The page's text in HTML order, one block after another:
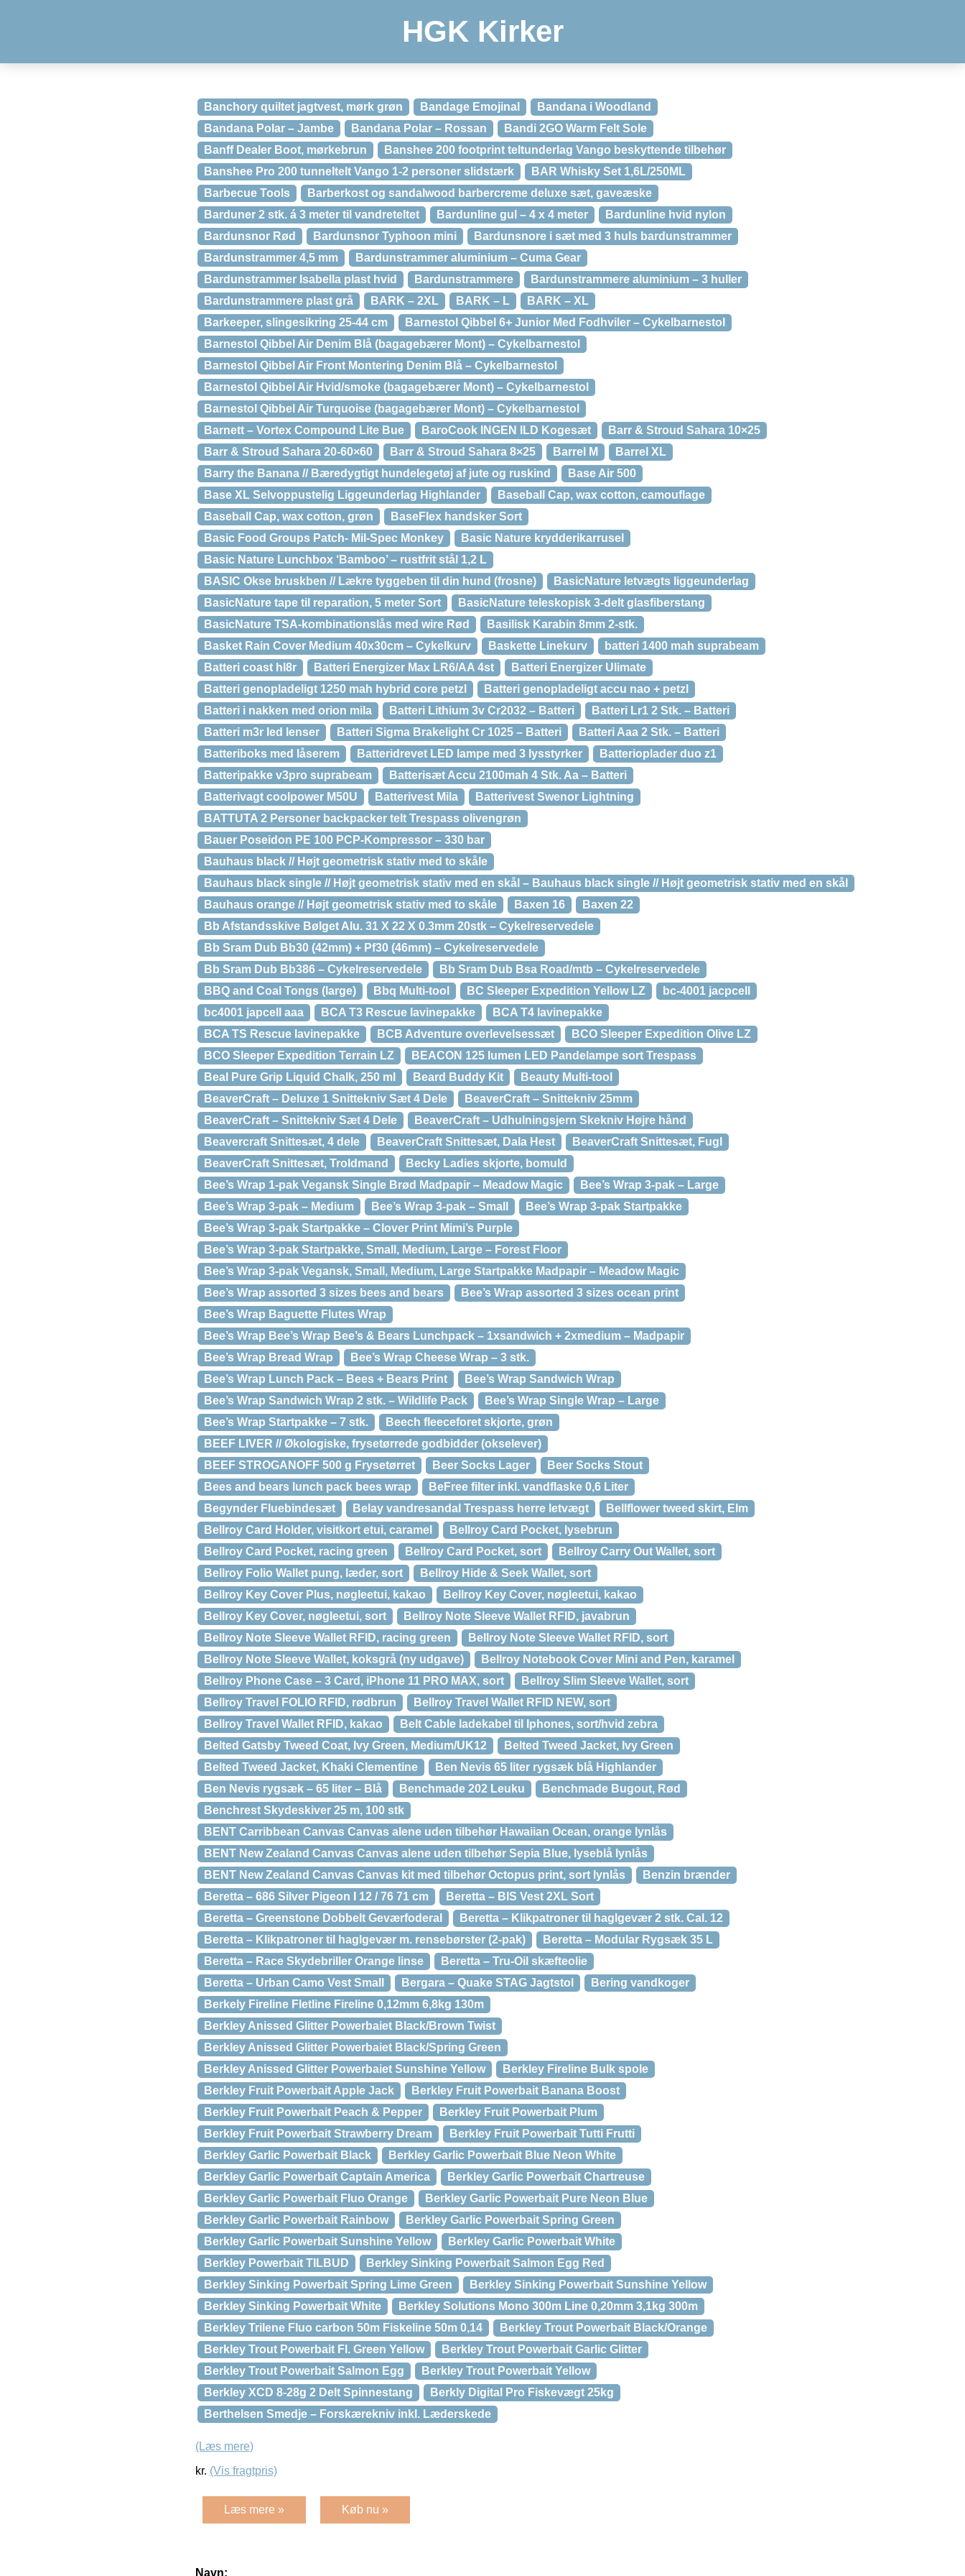
HGK Kirker
Banchory quiltet jagtvest, mørk grøn Bandage Emojinal
Bandana i Woodland
Bandana Polar – Jambe
Bandana Polar – Rossan
Bandi 2GO Warm Felt Sole
Banff Dealer Boot, mørkebrun
Banshee 200 footprint teltunderlag Vango beskyttende tilbehør
Banshee Pro 200 tunneltelt Vango 1-2 personer slidstærk
BAR Whisky Set 1,6L/250ML
Barbecue Tools
Barberkost og sandalwood barbercreme deluxe sæt, gaveæske
Barduner 2 stk. á 3 meter til vandreteltet
Bardunline gul – 4 x 4 meter
Bardunline hvid nylon
Bardunsnor Rød
Bardunsnor Typhoon mini
Bardunsnore i sæt med 3 huls bardunstrammer
Bardunstrammer 4,5 mm
Bardunstrammer aluminium – Cuma Gear
Bardunstrammer Isabella plast hvid
Bardunstrammere
Bardunstrammere aluminium – 3 huller
Bardunstrammere plast grå
BARK – 2XL BARK – L
BARK – XL
Barkeeper, slingesikring 25-44 cm
Barnestol Qibbel 6+ Junior Med Fodhviler – Cykelbarnestol
Barnestol Qibbel Air Denim Blå (bagagebærer Mont) – Cykelbarnestol
Barnestol Qibbel Air Front Montering Denim Blå – Cykelbarnestol
Barnestol Qibbel Air Hvid/smoke (bagagebærer Mont) – Cykelbarnestol
Barnestol Qibbel Air Turquoise (bagagebærer Mont) – Cykelbarnestol
Barnett – Vortex Compound Lite Bue
BaroCook INGEN ILD Kogesæt
Barr & Stroud Sahara 10×25
Barr & Stroud Sahara 20-60×60
Barr & Stroud Sahara 8×25 Barrel M
Barrel XL
Barry the Banana // Bæredygtigt hundelegetøj af jute og ruskind
Base Air 500
Base XL Selvoppustelig Liggeunderlag Highlander
Baseball Cap, wax cotton, camouflage
Baseball Cap, wax cotton, grøn
BaseFlex handsker Sort
Basic Food Groups Patch- Mil-Spec Monkey
Basic Nature krydderikarrusel
Basic Nature Lunchbox ‘Bamboo’ – rustfrit stål 1,2 L
BASIC Okse bruskben // Lækre tyggeben til din hund (frosne)
BasicNature letvægts liggeunderlag
BasicNature tape til reparation, 5 meter Sort
BasicNature teleskopisk 3-delt glasfiberstang
BasicNature TSA-kombinationslås med wire Rød
Basilisk Karabin 8mm 2-stk.
Basket Rain Cover Medium 40x30cm – Cykelkurv
Baskette Linekurv
batteri 1400 mah suprabeam
Batteri coast hl8r
Batteri Energizer Max LR6/AA 4st
Batteri Energizer Ulimate
Batteri genopladeligt 1250 mah hybrid core petzl
Batteri genopladeligt accu nao + petzl
Batteri i nakken med orion mila
Batteri Lithium 3v Cr2032 – Batteri
Batteri Lr1 2 Stk. – Batteri
Batteri m3r led lenser
Batteri Sigma Brakelight Cr 1025 – Batteri
Batteri Aaa 2 Stk. – Batteri
Batteriboks med låserem
Batteridrevet LED lampe med 3 lysstyrker
Batterioplader duo z1
Batteripakke v3pro suprabeam
Batterisæt Accu 2100mah 4 Stk. Aa – Batteri
Batterivagt coolpower M50U
Batterivest Mila
Batterivest Swenor Lightning
BATTUTA 2 Personer backpacker telt Trespass olivengrøn
Bauer Poseidon PE 100 PCP-Kompressor – 330 bar
Bauhaus black // Højt geometrisk stativ med to skåle
Bauhaus black single // Højt geometrisk stativ med en skål – Bauhaus black single // Højt geometrisk stativ med en skål
Bauhaus orange // Højt geometrisk stativ med to skåle
Baxen 16
Baxen 22
Bb Afstandsskive Bølget Alu. 31 X 22 X 0.3mm 20stk – Cykelreservedele
Bb Sram Dub Bb30 (42mm) + Pf30 (46mm) – Cykelreservedele
Bb Sram Dub Bb386 – Cykelreservedele
Bb Sram Dub Bsa Road/mtb – Cykelreservedele
BBQ and Coal Tongs (large)
Bbq Multi-tool BC Sleeper Expedition Yellow LZ
bc-4001 jacpcell
bc4001 japcell aaa
BCA T3 Rescue lavinepakke
BCA T4 lavinepakke
BCA TS Rescue lavinepakke
BCB Adventure overlevelsessæt
BCO Sleeper Expedition Olive LZ
BCO Sleeper Expedition Terrain LZ
BEACON 125 lumen LED Pandelampe sort Trespass
Beal Pure Grip Liquid Chalk, 250 ml
Beard Buddy Kit
Beauty Multi-tool
BeaverCraft – Deluxe 1 Snittekniv Sæt 4 Dele
BeaverCraft – Snittekniv 25mm
BeaverCraft – Snittekniv Sæt 4 Dele
BeaverCraft – Udhulningsjern Skekniv Højre hånd
Beavercraft Snittesæt, 4 dele
BeaverCraft Snittesæt, Dala Hest
BeaverCraft Snittesæt, Fugl
BeaverCraft Snittesæt, Troldmand
Becky Ladies skjorte, bomuld
Bee’s Wrap 1-pak Vegansk Single Brød Madpapir – Meadow Magic
Bee’s Wrap 3-pak – Large
Bee’s Wrap 3-pak – Medium
Bee’s Wrap 3-pak – Small
Bee’s Wrap 3-pak Startpakke
Bee’s Wrap 3-pak Startpakke – Clover Print Mimi’s Purple
Bee’s Wrap 3-pak Startpakke, Small, Medium, Large – Forest Floor
Bee’s Wrap 3-pak Vegansk, Small, Medium, Large Startpakke Madpapir – Meadow Magic
Bee’s Wrap assorted 3 sizes bees and bears
Bee’s Wrap assorted 3 sizes ocean print
Bee’s Wrap Baguette Flutes Wrap
Bee’s Wrap Bee’s Wrap Bee’s & Bears Lunchpack – 1xsandwich + 2xmedium – Madpapir
Bee’s Wrap Bread Wrap
Bee’s Wrap Cheese Wrap – 3 stk.
Bee’s Wrap Lunch Pack – Bees + Bears Print
Bee’s Wrap Sandwich Wrap
Bee’s Wrap Sandwich Wrap 2 stk. – Wildlife Pack
Bee’s Wrap Single Wrap – Large
Bee’s Wrap Startpakke – 7 stk.
Beech fleeceforet skjorte, grøn
BEEF LIVER // Økologiske, frysetørrede godbidder (okselever)
BEEF STROGANOFF 500 g Frysetørret
Beer Socks Lager
Beer Socks Stout
Bees and bears lunch pack bees wrap
BeFree filter inkl. vandflaske 0,6 Liter
Begynder Fluebindesæt
Belay vandresandal Trespass herre letvægt
Bellflower tweed skirt, Elm
Bellroy Card Holder, visitkort etui, caramel
Bellroy Card Pocket, lysebrun
Bellroy Card Pocket, racing green
Bellroy Card Pocket, sort
Bellroy Carry Out Wallet, sort
Bellroy Folio Wallet pung, læder, sort
Bellroy Hide & Seek Wallet, sort
Bellroy Key Cover Plus, nøgleetui, kakao
Bellroy Key Cover, nøgleetui, kakao
Bellroy Key Cover, nøgleetui, sort
Bellroy Note Sleeve Wallet RFID, javabrun
Bellroy Note Sleeve Wallet RFID, racing green
Bellroy Note Sleeve Wallet RFID, sort
Bellroy Note Sleeve Wallet, koksgrå (ny udgave)
Bellroy Notebook Cover Mini and Pen, karamel
Bellroy Phone Case – 3 Card, iPhone 11 PRO MAX, sort
Bellroy Slim Sleeve Wallet, sort
Bellroy Travel FOLIO RFID, rødbrun
Bellroy Travel Wallet RFID NEW, sort
Bellroy Travel Wallet RFID, kakao
Belt Cable ladekabel til Iphones, sort/hvid zebra
Belted Gatsby Tweed Coat, Ivy Green, Medium/UK12
Belted Tweed Jacket, Ivy Green
Belted Tweed Jacket, Khaki Clementine
Ben Nevis 65 liter rygsæk blå Highlander
Ben Nevis rygsæk – 65 liter – Blå
Benchmade 202 Leuku
Benchmade Bugout, Rød
Benchrest Skydeskiver 25 m, 100 stk
BENT Carribbean Canvas Canvas alene uden tilbehør Hawaiian Ocean, orange lynlås
BENT New Zealand Canvas Canvas alene uden tilbehør Sepia Blue, lyseblå lynlås
BENT New Zealand Canvas Canvas kit med tilbehør Octopus print, sort lynlås
Benzin brænder
Beretta – 686 Silver Pigeon I 12 / 76 71 cm
Beretta – BIS Vest 2XL Sort
Beretta – Greenstone Dobbelt Geværfoderal
Beretta – Klikpatroner til haglgevær 2 stk. Cal. 12
Beretta – Klikpatroner til haglgevær m. rensebørster (2-pak)
Beretta – Modular Rygsæk 35 L
Beretta – Race Skydebriller Orange linse
Beretta – Tru-Oil skæfteolie
Beretta – Urban Camo Vest Small
Bergara – Quake STAG Jagtstol
Bering vandkoger
Berkely Fireline Fletline Fireline 0,12mm 6,8kg 130m
Berkley Anissed Glitter Powerbaiet Black/Brown Twist
Berkley Anissed Glitter Powerbaiet Black/Spring Green
Berkley Anissed Glitter Powerbaiet Sunshine Yellow
Berkley Fireline Bulk spole
Berkley Fruit Powerbait Apple Jack
Berkley Fruit Powerbait Banana Boost
Berkley Fruit Powerbait Peach & Pepper
Berkley Fruit Powerbait Plum
Berkley Fruit Powerbait Strawberry Dream
Berkley Fruit Powerbait Tutti Frutti
Berkley Garlic Powerbait Black
Berkley Garlic Powerbait Blue Neon White
Berkley Garlic Powerbait Captain America
Berkley Garlic Powerbait Chartreuse
Berkley Garlic Powerbait Fluo Orange
Berkley Garlic Powerbait Pure Neon Blue
Berkley Garlic Powerbait Rainbow
Berkley Garlic Powerbait Spring Green
Berkley Garlic Powerbait Sunshine Yellow
Berkley Garlic Powerbait White
Berkley Powerbait TILBUD
Berkley Sinking Powerbait Salmon Egg Red
Berkley Sinking Powerbait Spring Lime Green
Berkley Sinking Powerbait Sunshine Yellow
Berkley Sinking Powerbait White
Berkley Solutions Mono 300m Line 0,20mm 3,1kg 300m
Berkley Trilene Fluo carbon 50m Fiskeline 50m 0,14
Berkley Trout Powerbait Black/Orange
Berkley Trout Powerbait Fl. Green Yellow
Berkley Trout Powerbait Garlic Glitter
Berkley Trout Powerbait Salmon Egg
Berkley Trout Powerbait Yellow
Berkley XCD 8-28g 2 Delt Spinnestang
Berkly Digital Pro Fiskevægt 25kg
Berthelsen Smedje – Forskærekniv inkl. Læderskede
(Læs mere)
kr. (Vis fragtpris)
Læs mere » Køb nu »
Navn: